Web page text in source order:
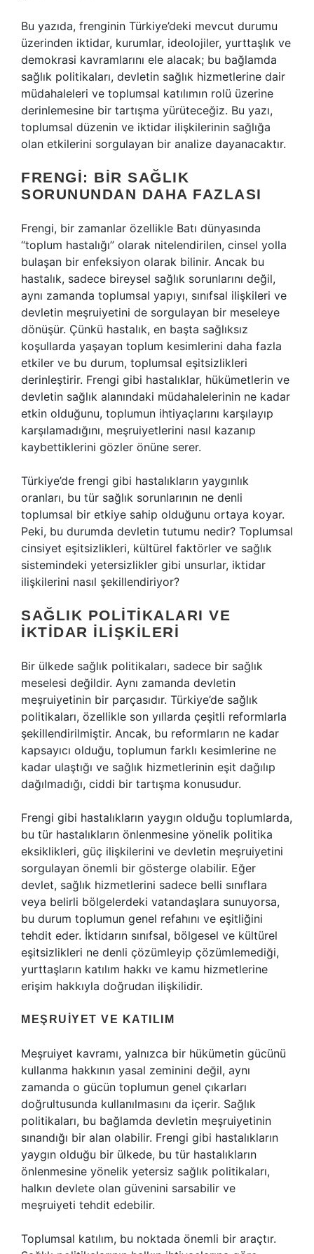
Bu yazıda, frenginin Türkiye’deki mevcut durumu
üzerinden iktidar, kurumlar, ideolojiler, yurttaşlık ve
demokrasi kavramlarını ele alacak; bu bağlamda
sağlık politikaları, devletin sağlık hizmetlerine dair
müdahaleleri ve toplumsal katılımın rolü üzerine
derinlemesine bir tartışma yürüteceğiz. Bu yazı,
toplumsal düzenin ve iktidar ilişkilerinin sağlığa
olan etkilerini sorgulayan bir analize dayanacaktır.
FRENGI: BIR SAĞLIK
SORUNUNDAN DAHA FAZLASI
Frengi, bir zamanlar özellikle Batı dünyasında
“toplum hastalığı” olarak nitelendirilen, cinsel yolla
bulaşan bir enfeksiyon olarak bilinir. Ancak bu
hastalık, sadece bireysel sağlık sorunlarını değil,
aynı zamanda toplumsal yapıyı, sınıfsal ilişkileri ve
devletin meşruiyetini de sorgulayan bir meseleye
dönüşür. Çünkü hastalık, en başta sağlıksız
koşullarda yaşayan toplum kesimlerini daha fazla
etkiler ve bu durum, toplumsal eşitsizlikleri
derinleştirir. Frengi gibi hastalıklar, hükümetlerin ve
devletin sağlık alanındaki müdahalelerinin ne kadar
etkin olduğunu, toplumun ihtiyaçlarını karşılayıp
karşılamadığını, meşruiyetlerini nasıl kazanıp
kaybettiklerini gözler önüne serer.
Türkiye’de frengi gibi hastalıkların yaygınlık
oranları, bu tür sağlık sorunlarının ne denli
toplumsal bir etkiye sahip olduğunu ortaya koyar.
Peki, bu durumda devletin tutumu nedir? Toplumsal
cinsiyet eşitsizlikleri, kültürel faktörler ve sağlık
sistemindeki yetersizlikler gibi unsurlar, iktidar
ilişkilerini nasıl şekillendiriyor?
SAĞLIK POLITIKALARI VE
İKTIDAR İLIŞKILERI
Bir ülkede sağlık politikaları, sadece bir sağlık
meselesi değildir. Aynı zamanda devletin
meşruiyetinin bir parçasıdır. Türkiye’de sağlık
politikaları, özellikle son yıllarda çeşitli reformlarla
şekillendirilmiştir. Ancak, bu reformların ne kadar
kapsayıcı olduğu, toplumun farklı kesimlerine ne
kadar ulaştığı ve sağlık hizmetlerinin eşit dağılıp
dağılmadığı, ciddi bir tartışma konusudur.
Frengi gibi hastalıkların yaygın olduğu toplumlarda,
bu tür hastalıkların önlenmesine yönelik politika
eksiklikleri, güç ilişkilerini ve devletin meşruiyetini
sorgulayan önemli bir gösterge olabilir. Eğer
devlet, sağlık hizmetlerini sadece belli sınıflara
veya belirli bölgelerdeki vatandaşlara sunuyorsa,
bu durum toplumun genel refahını ve eşitliğini
tehdit eder. İktidarın sınıfsal, bölgesel ve kültürel
eşitsizlikleri ne denli çözümleyip çözümlemediği,
yurttaşların katılım hakkı ve kamu hizmetlerine
erişim hakkıyla doğrudan ilişkilidir.
MEŞRUIYET VE KATILIM
Meşruiyet kavramı, yalnızca bir hükümetin gücünü
kullanma hakkının yasal zeminini değil, aynı
zamanda o gücün toplumun genel çıkarları
doğrultusunda kullanılmasını da içerir. Sağlık
politikaları, bu bağlamda devletin meşruiyetinin
sınandığı bir alan olabilir. Frengi gibi hastalıkların
yaygın olduğu bir ülkede, bu tür hastalıkların
önlenmesine yönelik yetersiz sağlık politikaları,
halkın devlete olan güvenini sarsabilir ve
meşruiyeti tehdit edebilir.
Toplumsal katılım, bu noktada önemli bir araçtır.